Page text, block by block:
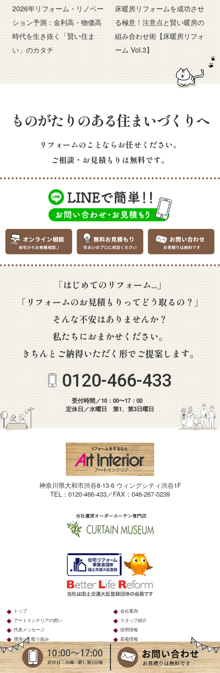
2026年リフォーム・リノベー
ション予測：金利高・物価高
時代を生き抜く「賢い住ま
い」のカタチ
床暖房リフォームを成功させ
る極意！注意点と賢い暖房の
組み合わせ術【床暖房リフォ
ーム Vol.3】
ものがたりのある住まいづくりへ
リフォームのことならお任せください。
ご相談・お見積もりは無料です。
「はじめてのリフォーム...」
「リフォームのお見積もりってどう取るの？」
そんな不安はありませんか？
私たちにおまかせください。
きちんとご納得いただく形でご提案します。
0120-466-433
受付時間／10：00〜17：00
定休日／水曜日 第1、第3日曜日
神奈川県大和市渋谷8-13-6 ウィングシティ渋谷1F
TEL：0120-466-433／FAX：046-267-0239
トップ
アートインテリアの想い
代表メッセージ
環境への取り組み
施工事例
お客様の声
住まいづくりのこと
会社案内
スタッフ紹介
採用情報
新着情報
お役立ちコラム
リフォームマンの独り言ブログ
営業君の独り言ブログ